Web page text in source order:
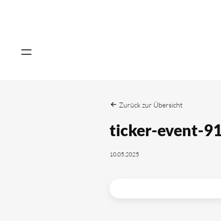
Zurück zur Übersicht
ticker-event-
10.05.2025